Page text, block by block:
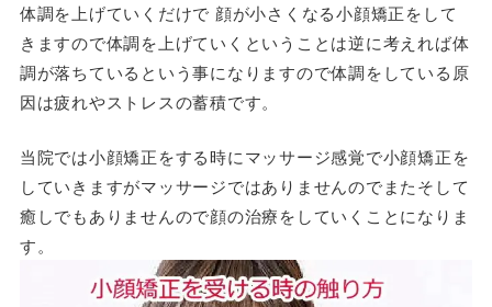
体調を上げていくだけで 顔が小さくなる小顔矯正をして
きますので体調を上げていくということは逆に考えれば体
調が落ちているという事になりますので体調をしている原
因は疲れやストレスの蓄積です。
当院では小顔矯正をする時にマッサージ感覚で小顔矯正を
していきますがマッサージではありませんのでまたそして
癒しでもありませんので顔の治療をしていくことになりま
す。